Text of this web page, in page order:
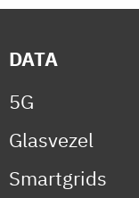
DATA
5G
Glasvezel
Smartgrids